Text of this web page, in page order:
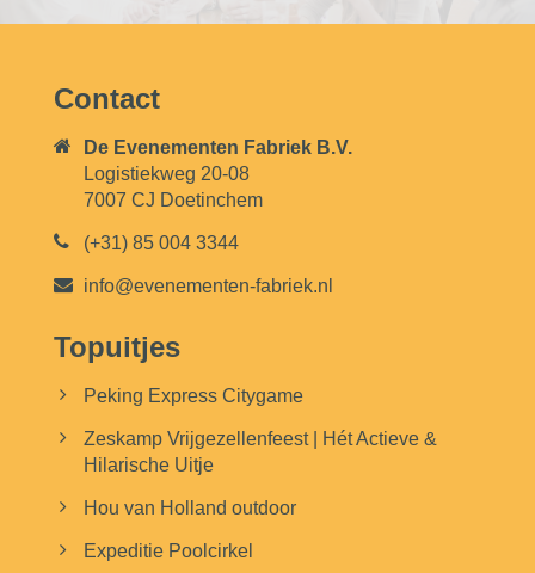
Contact
De Evenementen Fabriek B.V.
Logistiekweg 20-08
7007 CJ Doetinchem
(+31) 85 004 3344
info@evenementen-fabriek.nl
Topuitjes
Peking Express Citygame
Zeskamp Vrijgezellenfeest | Hét Actieve &
Hilarische Uitje
Hou van Holland outdoor
Expeditie Poolcirkel